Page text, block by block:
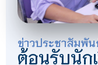
ข่าวประชาสัมพั
ต้อนรับนัก